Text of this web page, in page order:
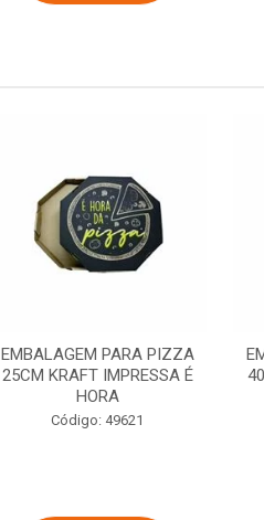
EMBALAGEM PARA PIZZA
25CM KRAFT IMPRESSA É
HORA
Código: 49621